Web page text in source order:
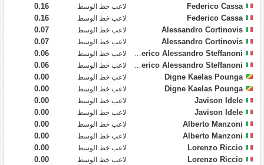
Federico Cassa
لاعب خط الوسط
0.16
Federico Cassa
لاعب خط الوسط
0.16
Alessandro Cortinovis
لاعب خط الوسط
0.07
Alessandro Cortinovis
لاعب خط الوسط
0.07
Federico Alessandro Steffanoni
لاعب خط الوسط
0.06
Federico Alessandro Steffanoni
لاعب خط الوسط
0.06
Digne Kaelas Pounga
لاعب خط الوسط
0.00
Digne Kaelas Pounga
لاعب خط الوسط
0.00
Javison Idele
لاعب خط الوسط
0.00
Javison Idele
لاعب خط الوسط
0.00
Alberto Manzoni
لاعب خط الوسط
0.00
Alberto Manzoni
لاعب خط الوسط
0.00
Lorenzo Riccio
لاعب خط الوسط
0.00
Lorenzo Riccio
لاعب خط الوسط
0.00